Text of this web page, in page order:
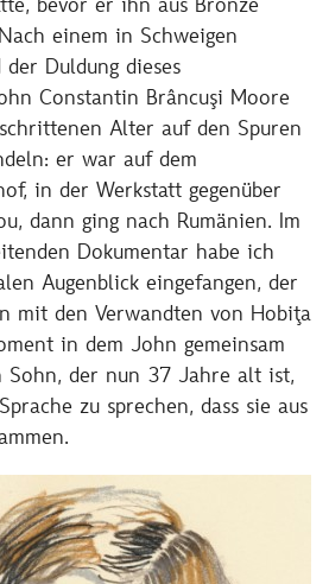
bevor er ihn aus Bronze
einem in Schweigen
Duldung dieses
Constantin Brâncuşi Moore
Alter auf den Spuren
er war auf dem
in der Werkstatt gegenüber
dann ging nach Rumänien. Im
Dokumentar habe ich
Augenblick eingefangen, der
mit den Verwandten von Hobiţa
in dem John gemeinsam
Sohn, der nun 37 Jahre alt ist,
zu sprechen, dass sie aus